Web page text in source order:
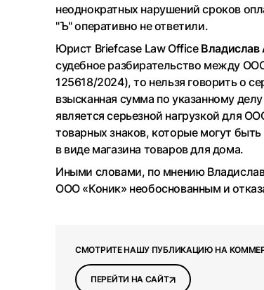
неоднократных нарушений сроков
"Ъ" оперативно не ответили.
Юрист Briefcase Law OfficeВладислав
судебное разбирательство между
125618/2024), то нельзя говорить о
взысканная сумма по указанному
является серьезной нагрузкой для
товарных знаков, которые могут
в виде магазина товаров для дома.
Иными словами, по мнению
ООО «Коник» необоснованным и
СМОТРИТЕ НАШУ ПУБЛИКАЦИЮ НА
ПЕРЕЙТИ НА САЙТ